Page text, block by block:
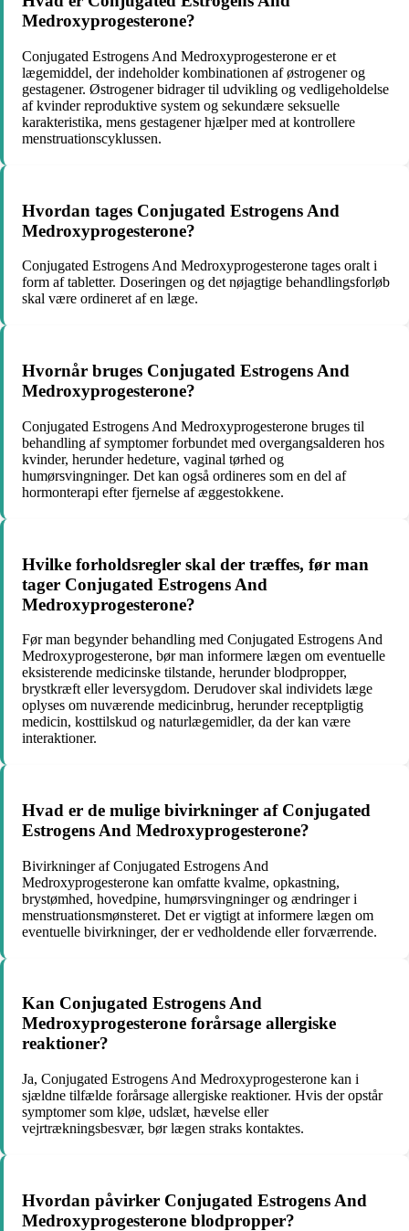
Medroxyprogesterone?
Conjugated Estrogens And Medroxyprogesterone er et
lægemiddel, der indeholder kombinationen af ​​østrogener og
gestagener. Østrogener bidrager til udvikling og vedligeholdelse
af kvinder reproduktive system og sekundære seksuelle
karakteristika, mens gestagener hjælper med at kontrollere
menstruationscyklussen.
Hvordan tages Conjugated Estrogens And
Medroxyprogesterone?
Conjugated Estrogens And Medroxyprogesterone tages oralt i
form af tabletter. Doseringen og det nøjagtige behandlingsforløb
skal være ordineret af en læge.
Hvornår bruges Conjugated Estrogens And
Medroxyprogesterone?
Conjugated Estrogens And Medroxyprogesterone bruges til
behandling af symptomer forbundet med overgangsalderen hos
kvinder, herunder hedeture, vaginal tørhed og
humørsvingninger. Det kan også ordineres som en del af
hormonterapi efter fjernelse af æggestokkene.
Hvilke forholdsregler skal der træffes, før man
tager Conjugated Estrogens And
Medroxyprogesterone?
Før man begynder behandling med Conjugated Estrogens And
Medroxyprogesterone, bør man informere lægen om eventuelle
eksisterende medicinske tilstande, herunder blodpropper,
brystkræft eller leversygdom. Derudover skal individets læge
oplyses om nuværende medicinbrug, herunder receptpligtig
medicin, kosttilskud og naturlægemidler, da der kan være
interaktioner.
Hvad er de mulige bivirkninger af Conjugated
Estrogens And Medroxyprogesterone?
Bivirkninger af Conjugated Estrogens And
Medroxyprogesterone kan omfatte kvalme, opkastning,
brystømhed, hovedpine, humørsvingninger og ændringer i
menstruationsmønsteret. Det er vigtigt at informere lægen om
eventuelle bivirkninger, der er vedholdende eller forværrende.
Kan Conjugated Estrogens And
Medroxyprogesterone forårsage allergiske
reaktioner?
Ja, Conjugated Estrogens And Medroxyprogesterone kan i
sjældne tilfælde forårsage allergiske reaktioner. Hvis der opstår
symptomer som kløe, udslæt, hævelse eller
vejrtrækningsbesvær, bør lægen straks kontaktes.
Hvordan påvirker Conjugated Estrogens And
Medroxyprogesterone blodpropper?